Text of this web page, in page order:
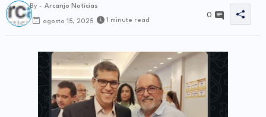
By - Arcanjo Notícias
agosto 15, 2025 1 minute read
0